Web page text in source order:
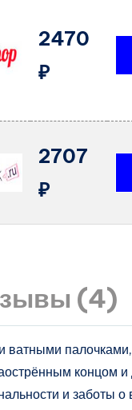
2470
₽
2707
₽
(4)
ватными
концом
и заботы